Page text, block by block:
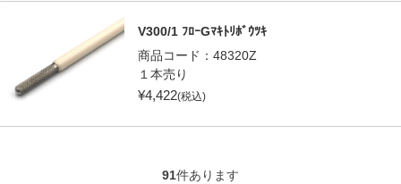
V300/1 ﾌﾛｰGﾏｷﾄﾘﾎﾞｳﾂｷ
商品コード： 48320Z
１本売り
¥4,422(税込)
91件あります